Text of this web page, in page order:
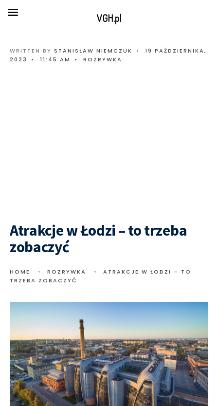
WRITTEN BY STANISŁAW NIEMCZUK •
19 PAŹDZIERNIKA,
2023
• 11:45 AM • ROZRYWKA
Atrakcje w Łodzi – to trzeba
zobaczyć
HOME ROZRYWKA
ATRAKCJE W ŁODZI – TO
TRZEBA ZOBACZYĆ
VGH.pl